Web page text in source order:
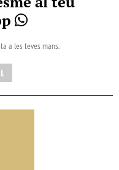
a les teves mans.